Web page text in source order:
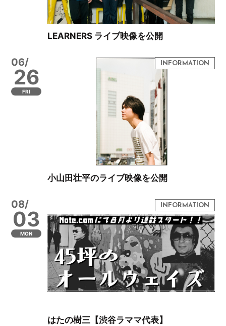
LEARNERS ライブ映像を公開
06/
26
FRI
小山田壮平のライブ映像を公開
08/
03
MON
はたの樹三【渋谷ラママ代表】